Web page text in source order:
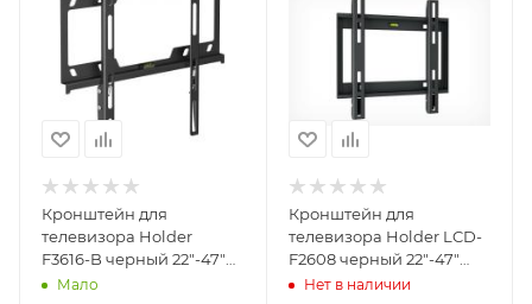
Кронштейн для
телевизора Holder
F3616-B черный 22"-47"
макс.25кг настенный
Мало
Кронштейн для
телевизора Holder LCD-
F2608 черный 22"-47"
макс.40кг настенный
Нет в наличии